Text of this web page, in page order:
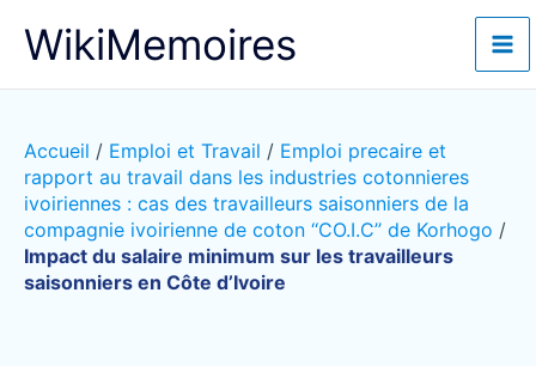
WikiMemoires
Accueil / Emploi et Travail / Emploi precaire et
rapport au travail dans les industries cotonnieres
ivoiriennes : cas des travailleurs saisonniers de la
compagnie ivoirienne de coton ‘‘CO.I.C’’ de Korhogo /
Impact du salaire minimum sur les travailleurs
saisonniers en Côte d’Ivoire